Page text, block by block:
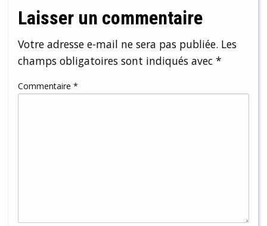
Laisser un commentaire
Votre adresse e-mail ne sera pas publiée. Les
champs obligatoires sont indiqués avec *
Commentaire *